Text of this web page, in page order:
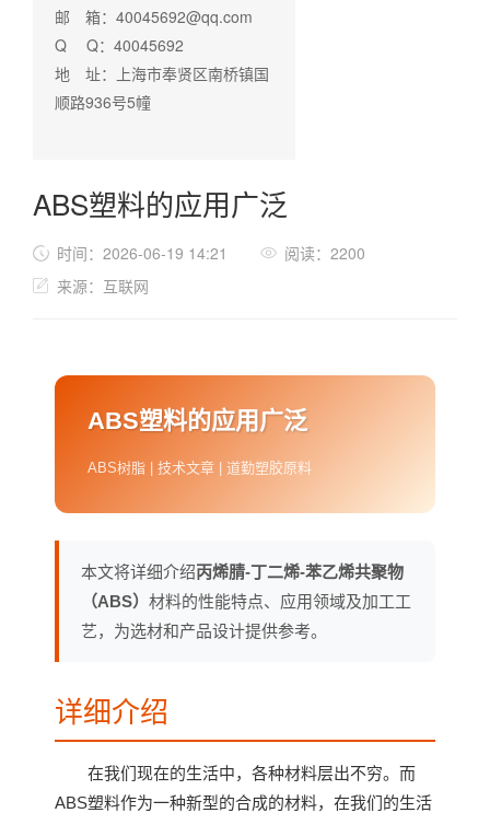
邮 箱：40045692@qq.com
Q Q：40045692
地 址：上海市奉贤区南桥镇国
顺路936号5幢
ABS塑料的应用广泛
时间：2026-06-19 14:21
阅读：2200
来源：互联网
ABS塑料的应用广泛
ABS树脂 | 技术文章 | 道勤塑胶原料
本文将详细介绍丙烯腈-丁二烯-苯乙烯共聚物
（ABS） 材料的性能特点、应用领域及加工工
艺，为选材和产品设计提供参考。
详细介绍
在我们现在的生活中，各种材料层出不穷。而
ABS塑料作为一种新型的合成的材料，在我们的生活